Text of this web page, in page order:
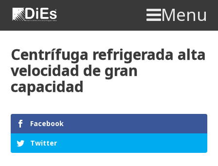
Menu
Centrífuga refrigerada alta
velocidad de gran
capacidad
Facebook
Twitter